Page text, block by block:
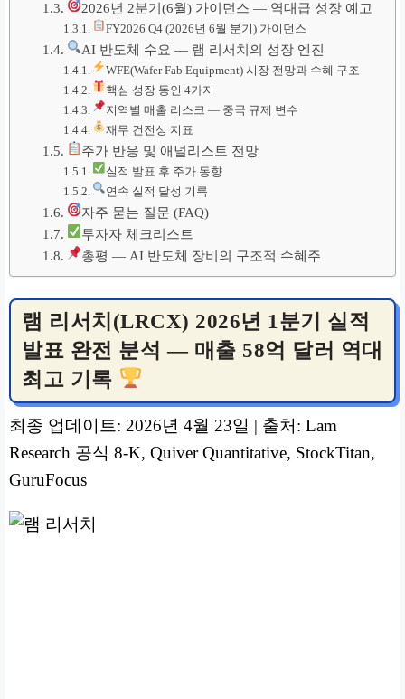
2026년 2분기(6월) 가이던스 — 역대급 성장 예고
FY2026 Q4 (2026년 6월 분기) 가이던스
AI 반도체 수요 — 램 리서치의 성장 엔진
WFE(Wafer Fab Equipment) 시장 전망과 수혜 구조
핵심 성장 동인 4가지
지역별 매출 리스크 — 중국 규제 변수
재무 건전성 지표
주가 반응 및 애널리스트 전망
실적 발표 후 주가 동향
연속 실적 달성 기록
자주 묻는 질문 (FAQ)
투자자 체크리스트
총평 — AI 반도체 장비의 구조적 수혜주
램 리서치(LRCX) 2026년 1분기 실적
발표 완전 분석 — 매출 58억 달러 역대
최고 기록
최종 업데이트: 2026년 4월 23일 | 출처: Lam
Research 공식 8-K, Quiver Quantitative, StockTitan,
GuruFocus